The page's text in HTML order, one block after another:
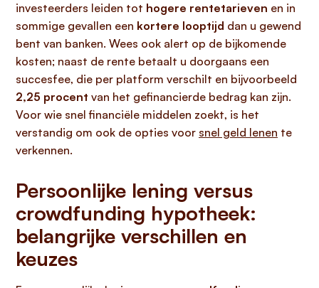
investeerders leiden tot hogere rentetarieven en in
sommige gevallen een kortere looptijd dan u gewend
bent van banken. Wees ook alert op de bijkomende
kosten; naast de rente betaalt u doorgaans een
succesfee, die per platform verschilt en bijvoorbeeld
2,25 procent van het gefinancierde bedrag kan zijn.
Voor wie snel financiële middelen zoekt, is het
verstandig om ook de opties voor snel geld lenen te
verkennen.
Persoonlijke lening versus
crowdfunding hypotheek:
belangrijke verschillen en
keuzes